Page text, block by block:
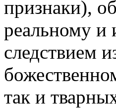
признаки),
реальному и
следствием
так и